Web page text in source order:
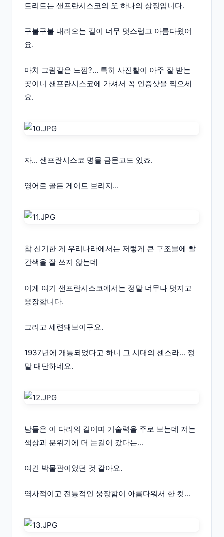
트리트는 샌프란시스코의 또 하나의 상징입니다.
구불구불 내려오는 길이 너무 멋스럽고 아름다웠어
요.
마치 그림같은 느낌?... 특히 사진빨이 아주 잘 받는
곳이니 샌프란시스코에 가셔서 꼭 인증샷을 찍으세
요.
자... 샌프란시스코 명물 금문교도 있죠.
영어로 골든 게이트 브리지...
참 신기한 게 우리나라에서는 저렇게 큰 구조물에 빨
간색을 잘 쓰지 않는데
이게 여기 샌프란시스코에서는 정말 너무나 멋지고
웅장합니다.
그리고 세련돼보이구요.
1937년에 개통되었다고 하니 그 시대의 센스라... 정
말 대단하네요.
남들은 이 다리의 길이며 기술력을 주로 보는데 저는
색상과 분위기에 더 눈길이 갔다는...
여긴 박물관이었던 것 같아요.
역사적이고 전통적인 웅장함이 아름다워서 한 컷...